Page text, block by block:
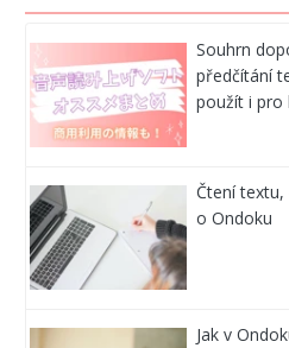
Souhrn
předčítání
použít i pro
Čtení
o Ondoku
Jak v